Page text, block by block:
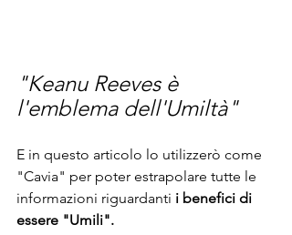
"Keanu Reeves è
l'emblema dell'Umiltà"
E in questo articolo lo utilizzerò come
"Cavia" per poter estrapolare tutte le
informazioni riguardanti i benefici di
essere "Umili".